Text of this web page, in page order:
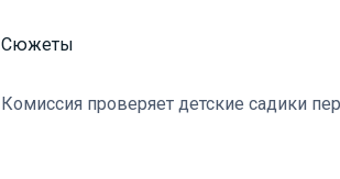
Сюжеты
Комиссия проверяет детские садики